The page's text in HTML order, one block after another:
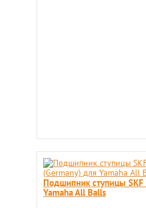
Подшипник ступицы
Yamaha All Balls